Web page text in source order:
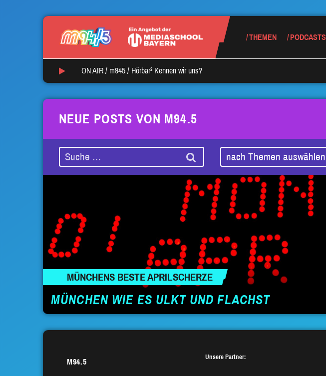
THEMEN PODCASTS
ON AIR / m945 / Hörbar² Kennen wir uns?
NEUE POSTS VON M94.5
MÜNCHENS BESTE APRILSCHERZE
MÜNCHEN WIE ES ULKT UND FLACHST
M94.5
Unsere Partner: